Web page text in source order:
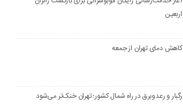
اربعین
کاهش دمای تهران از جمعه
رگبار و رعدوبرق در راه شمال کشور؛ تهران خنک‌تر می‌شود